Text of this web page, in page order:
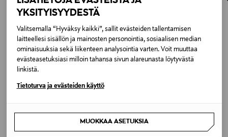
YKSITYISYYDESTÄ
Valitsemalla “Hyväksy kaikki”, sallit evästeiden tallentamisen
laitteellesi sisällön ja mainosten personointia, sosiaalisen median
ominaisuuksia sekä liikenteen analysointia varten. Voit muuttaa
evästeasetuksiasi milloin tahansa sivun alareunasta löytyvästä
linkistä.
Tietoturva ja evästeiden käyttö
MUOKKAA ASETUKSIA
Väri
NEWPORT NAVY
Koko
164
3 Stripes-housut
POLO RALPH LAUREN
Bedford-housut